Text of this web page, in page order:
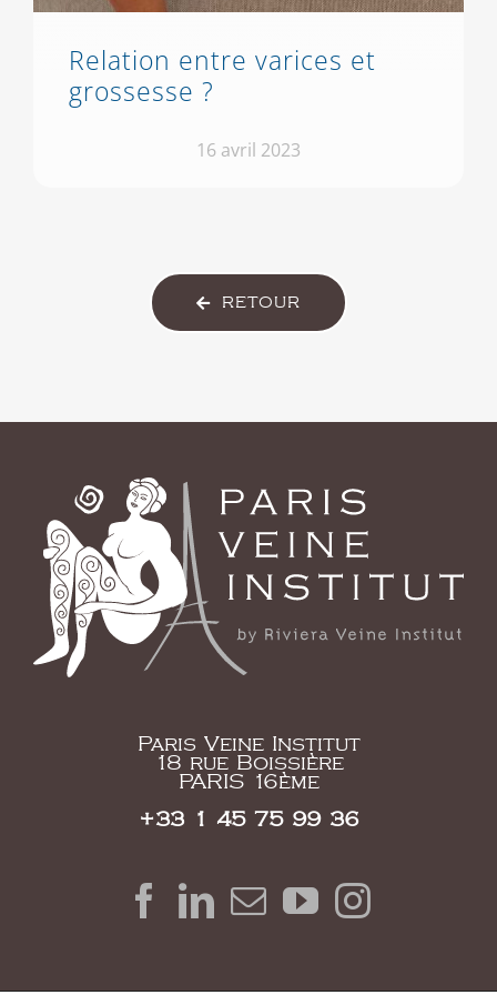
Relation entre varices et
grossesse ?
16 avril 2023
RETOUR
Paris Veine Institut
18 rue Boissière
PARIS 16ème
+33 1 45 75 99 36